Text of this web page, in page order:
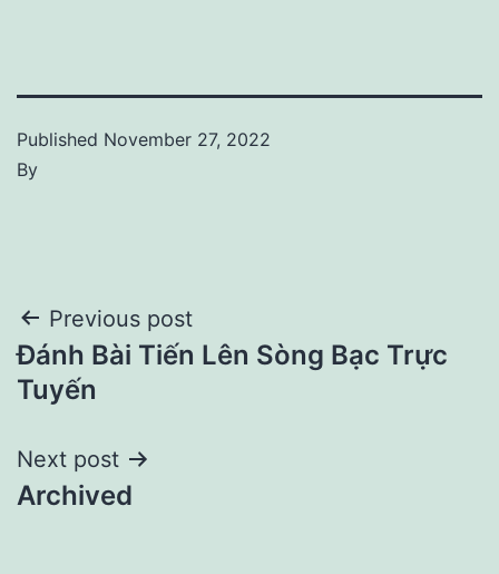
Published November 27, 2022
By
Post
navigation
Previous post
Đánh Bài Tiến Lên Sòng Bạc Trực
Tuyến
Next post
Archived